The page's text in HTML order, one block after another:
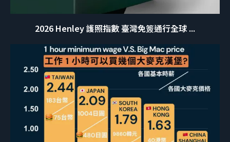
2026 Henley 護照指數 臺灣免簽通行全球 ...